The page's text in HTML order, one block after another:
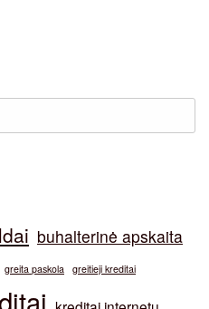
buhalterinė apskaita
greita paskola greitieji kreditai